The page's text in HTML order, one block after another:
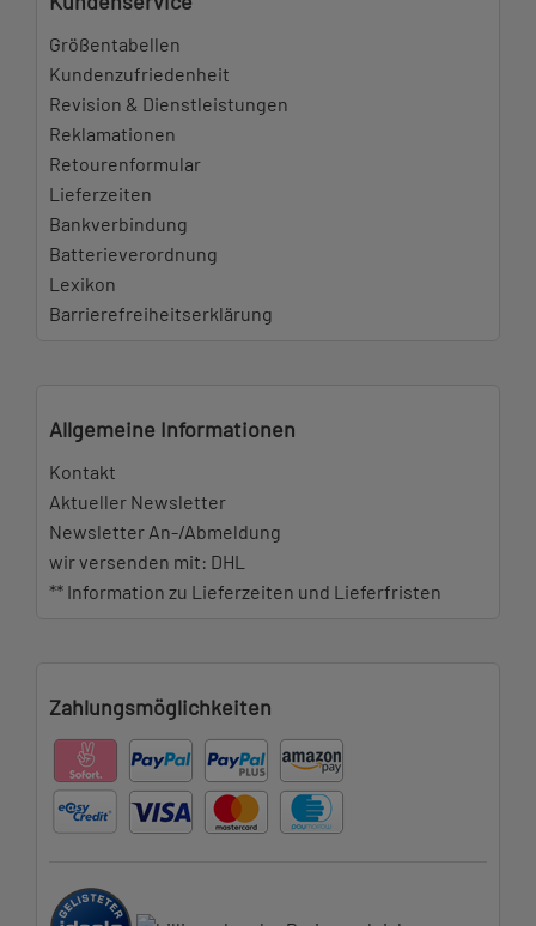
Größentabellen
Kundenzufriedenheit
Revision & Dienstleistungen
Reklamationen
Retourenformular
Lieferzeiten
Bankverbindung
Batterieverordnung
Lexikon
Barrierefreiheitserklärung
Allgemeine Informationen
Kontakt
Aktueller Newsletter
Newsletter An-/Abmeldung
wir versenden mit: DHL
** Information zu Lieferzeiten und Lieferfristen
Zahlungsmöglichkeiten